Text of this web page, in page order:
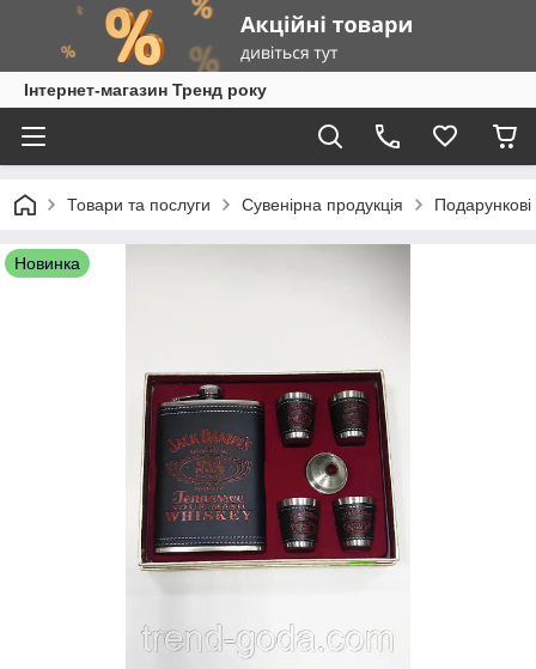
Інтернет-магазин Тренд року
Товари та послуги Сувенірна продукція Подарункові
Новинка